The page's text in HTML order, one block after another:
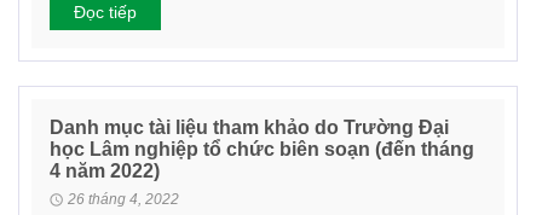
Đọc tiếp
Danh mục tài liệu tham khảo do Trường Đại
học Lâm nghiệp tổ chức biên soạn (đến tháng
4 năm 2022)
26 tháng 4, 2022